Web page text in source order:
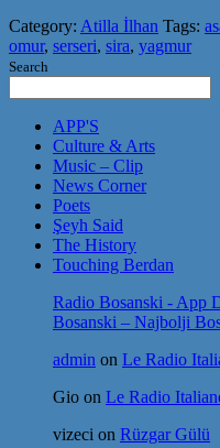
Category: Atilla İlhan Tags:
omur, serseri, sira, yagmur
Search
APP'S
Culture & Arts
Music – Clip
News Corner
Poets
Şeyh Said
The History
Touching Berdan
Radio Bosanski - App
Bosanski – Najbolji
admin on Le Radio
Gio on Le Radio
vizeci on Rüzgar Gülü